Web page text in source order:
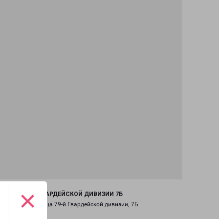
×
ТОМСК 79-Й ГВАРДЕЙСКОЙ ДИВИЗИИ 7Б
город Томск, улица 79-й Гвардейской дивизии, 7Б